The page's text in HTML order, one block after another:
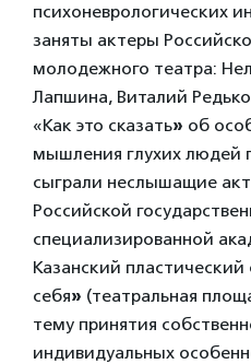
психоневрологических
заняты актеры
молодежного театра:
Лапшина, Виталий
«Как это сказать» об
мышления глухих людей
сыграли неслышащие
Российской
специализированной
Казанский пластический
себя» (театральная
тему принятия
индивидуальных